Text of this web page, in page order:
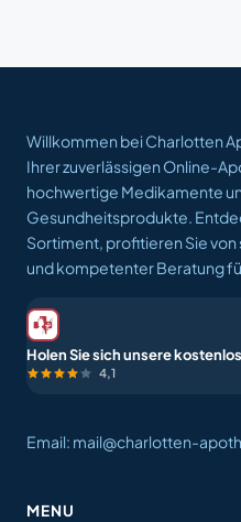
Willkommen bei Charlotten
Ihrer zuverlässigen Online-
hochwertige Medikamente
Gesundheitsprodukte.
Sortiment, profitieren Sie
und kompetenter Beratung
Holen Sie sich unsere
4,1
Email: mail@charlotten-
MENU